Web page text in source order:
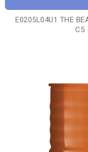
E0205L04U1 THE
C5